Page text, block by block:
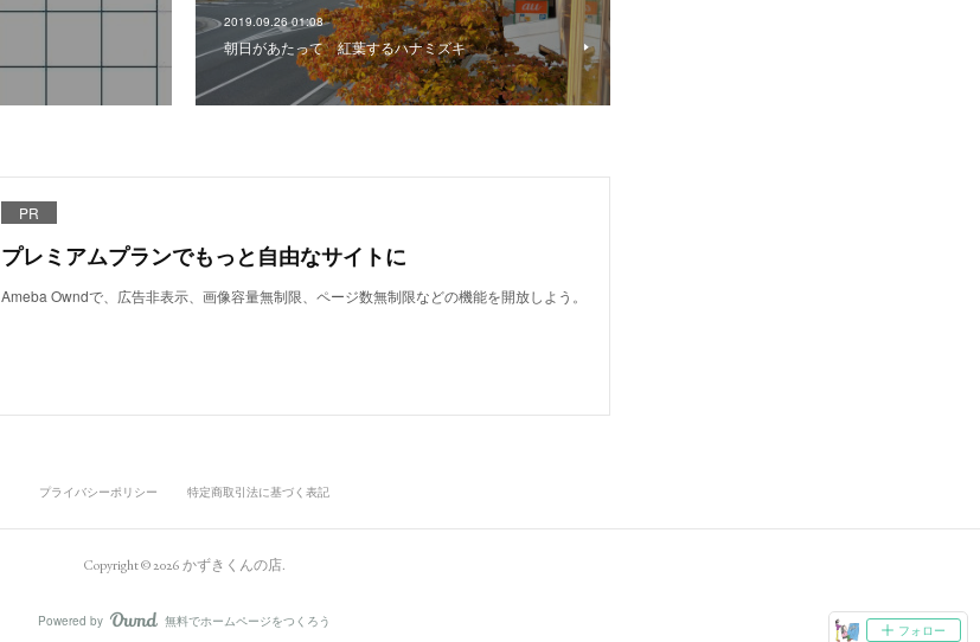
2019.09.26 01:08
朝日があたって 紅葉するハナミズキ
PR
プレミアムプランでもっと自由なサイトに
Ameba Owndで、広告非表示、画像容量無制限、ページ数無制限などの機能を開放しよう。
フォロー
プライバシーポリシー 特定商取引法に基づく表記
Copyright ©2026かずきくんの店.
Powered by AmebaOwnd
無料でホームページをつくろう